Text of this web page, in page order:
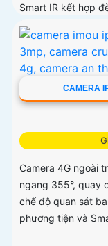
Smart IR kết hợp
30m
CAMERA
Camera 4G ngoài
ngang 355°, quay
chế độ quan sát
phương tiện và